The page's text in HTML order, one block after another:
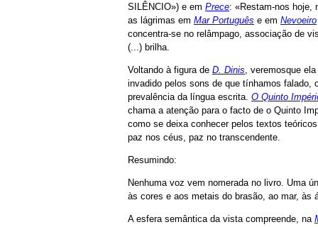
SILÊNCIO») e em Prece: «Restam-nos hoje,
as lágrimas em Mar Português e em Nevoeiro
concentra-se no relâmpago, associação de
(...) brilha.
Voltando à figura de D. Dinis , veremosque
invadido pelos sons de que tínhamos falado,
prevalência da língua escrita. O Quinto
chama a atenção para o facto de o Quinto
como se deixa conhecer pelos textos
paz nos céus, paz no transcendente.
Resumindo:
Nenhuma voz vem nomerada no livro. Uma
às cores e aos metais do brasão, ao mar, às
A esfera semântica da vista compreende, na